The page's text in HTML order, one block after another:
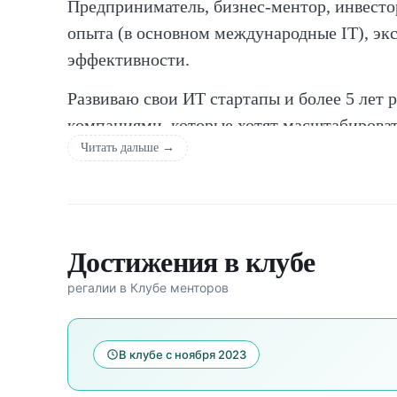
Предприниматель, бизнес-ментор,
опыта (в основном международные IT),
эффективности.
Развиваю свои ИТ стартапы и более 5 лет
компаниями, которые хотят
показатели через автоматизацию,
новые рынки, включая подготовку к IPO,
АХО, ИТ (включая поддержку продаж,
- визуализация данных,
- снижение стоимости,
Читать дальше →
Достижения в клубе
регалии в Клубе менторов
В клубе с ноября 2023